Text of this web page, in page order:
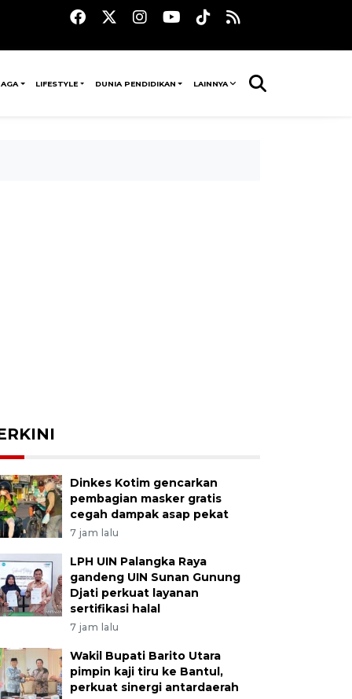
LIFESTYLE DUNIA PENDIDIKAN LAINNYA
Dinkes Kotim gencarkan
pembagian masker gratis
cegah dampak asap pekat
7 jam lalu
LPH UIN Palangka Raya
gandeng UIN Sunan Gunung
Djati perkuat layanan
sertifikasi halal
7 jam lalu
Wakil Bupati Barito Utara
pimpin kaji tiru ke Bantul,
perkuat sinergi antardaerah